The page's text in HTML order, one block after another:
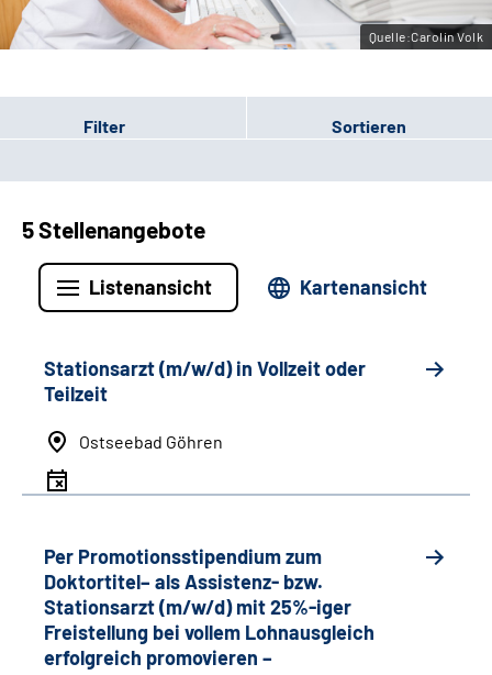
Quelle:Carolin Volk
Filter Sortieren
5 Stellenangebote
Listenansicht Kartenansicht
Stationsarzt (m/w/d) in Vollzeit oder
Teilzeit
Ostseebad Göhren
Per Promotionsstipendium zum
Doktortitel– als Assistenz- bzw.
Stationsarzt (m/w/d) mit 25%-iger
Freistellung bei vollem Lohnausgleich
erfolgreich promovieren –